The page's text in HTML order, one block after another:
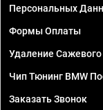
Персональных
Формы Оплаты
Удаление
Чип Тюнинг BMW
Заказать Звонок